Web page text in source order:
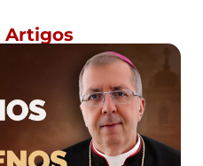
Artigos